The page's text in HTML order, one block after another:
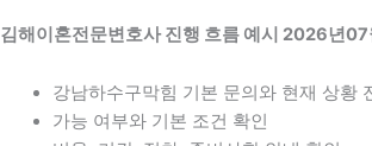
김해이혼전문변호사 진행 흐름 예시 2026년
강남하수구막힘 기본 문의와 현재 상황
가능 여부와 기본 조건 확인